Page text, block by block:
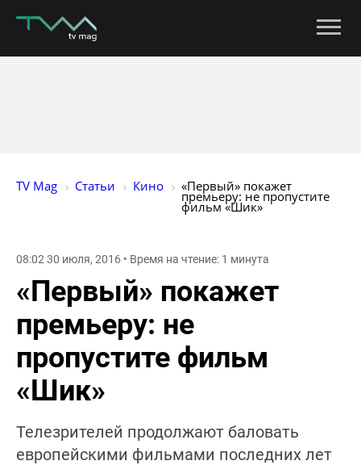
TV Mag Статьи Кино «Первый» покажет
премьеру: не пропустите
фильм «Шик»
08:02 30 июля, 2016 • Время на чтение: 1 минута
«Первый» покажет
премьеру: не
пропустите фильм
«Шик»
Телезрителей продолжают баловать
европейскими фильмами последних лет